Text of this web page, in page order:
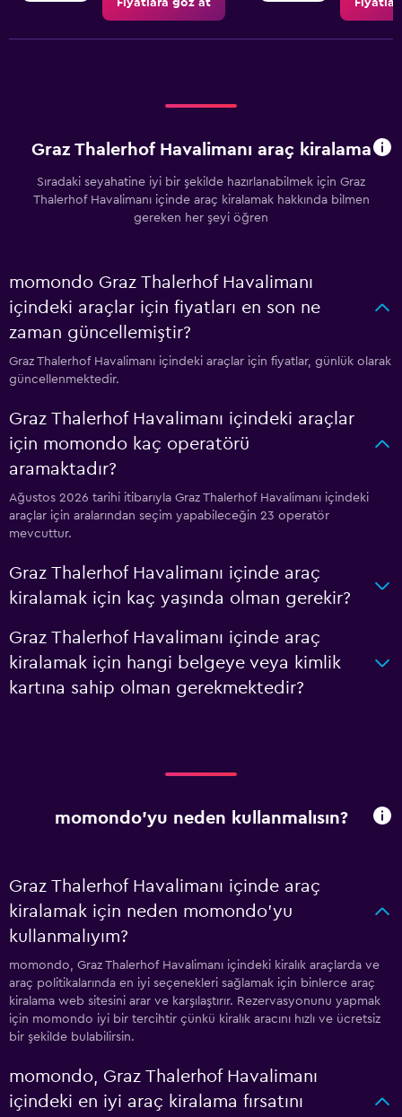
Fiyatlara göz at
Graz Thalerhof Havalimanı araç kiralama
Sıradaki seyahatine iyi bir şekilde hazırlanabilmek için Graz
Thalerhof Havalimanı içinde araç kiralamak hakkında bilmen
gereken her şeyi öğren
momondo Graz Thalerhof Havalimanı
içindeki araçlar için fiyatları en son ne
zaman güncellemiştir?
Graz Thalerhof Havalimanı içindeki araçlar için fiyatlar, günlük olarak
güncellenmektedir.
Graz Thalerhof Havalimanı içindeki araçlar
için momondo kaç operatörü
aramaktadır?
Ağustos 2026 tarihi itibarıyla Graz Thalerhof Havalimanı içindeki
araçlar için aralarından seçim yapabileceğin 23 operatör
mevcuttur.
Graz Thalerhof Havalimanı içinde araç
kiralamak için kaç yaşında olman gerekir?
Graz Thalerhof Havalimanı içinde araç
kiralamak için hangi belgeye veya kimlik
kartına sahip olman gerekmektedir?
momondo'yu neden kullanmalısın?
Graz Thalerhof Havalimanı içinde araç
kiralamak için neden momondo'yu
kullanmalıyım?
momondo, Graz Thalerhof Havalimanı içindeki kiralık araçlarda ve
araç politikalarında en iyi seçenekleri sağlamak için binlerce araç
kiralama web sitesini arar ve karşılaştırır. Rezervasyonunu yapmak
için momondo iyi bir tercihtir çünkü kiralık aracını hızlı ve ücretsiz
bir şekilde bulabilirsin.
momondo, Graz Thalerhof Havalimanı
içindeki en iyi araç kiralama fırsatını